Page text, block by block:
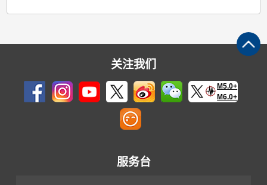
关注我们
M5.0+
M6.0+
服务台